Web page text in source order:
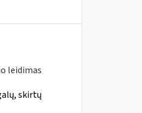
leidimas
skirtų